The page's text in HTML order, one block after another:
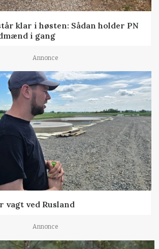
klar i høsten: Sådan holder PN
i gang
Annonce
vagt ved Rusland
Annonce